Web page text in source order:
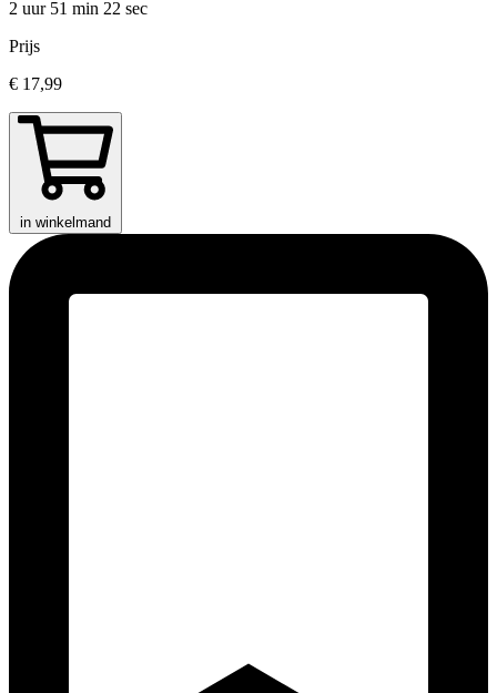
2 uur 51 min 22 sec
Prijs
€ 17,99
in winkelmand